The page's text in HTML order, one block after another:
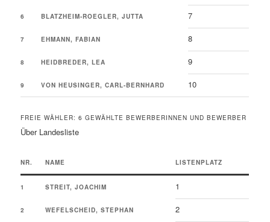
6 BLATZHEIM-ROEGLER, JUTTA 7
7 EHMANN, FABIAN 8
8 HEIDBREDER, LEA 9
9 VON HEUSINGER, CARL-BERNHARD 10
FREIE WÄHLER: 6 GEWÄHLTE BEWERBERINNEN UND BEWERBER
Über Landesliste
NR. NAME LISTENPLATZ
1 STREIT, JOACHIM 1
2 WEFELSCHEID, STEPHAN 2